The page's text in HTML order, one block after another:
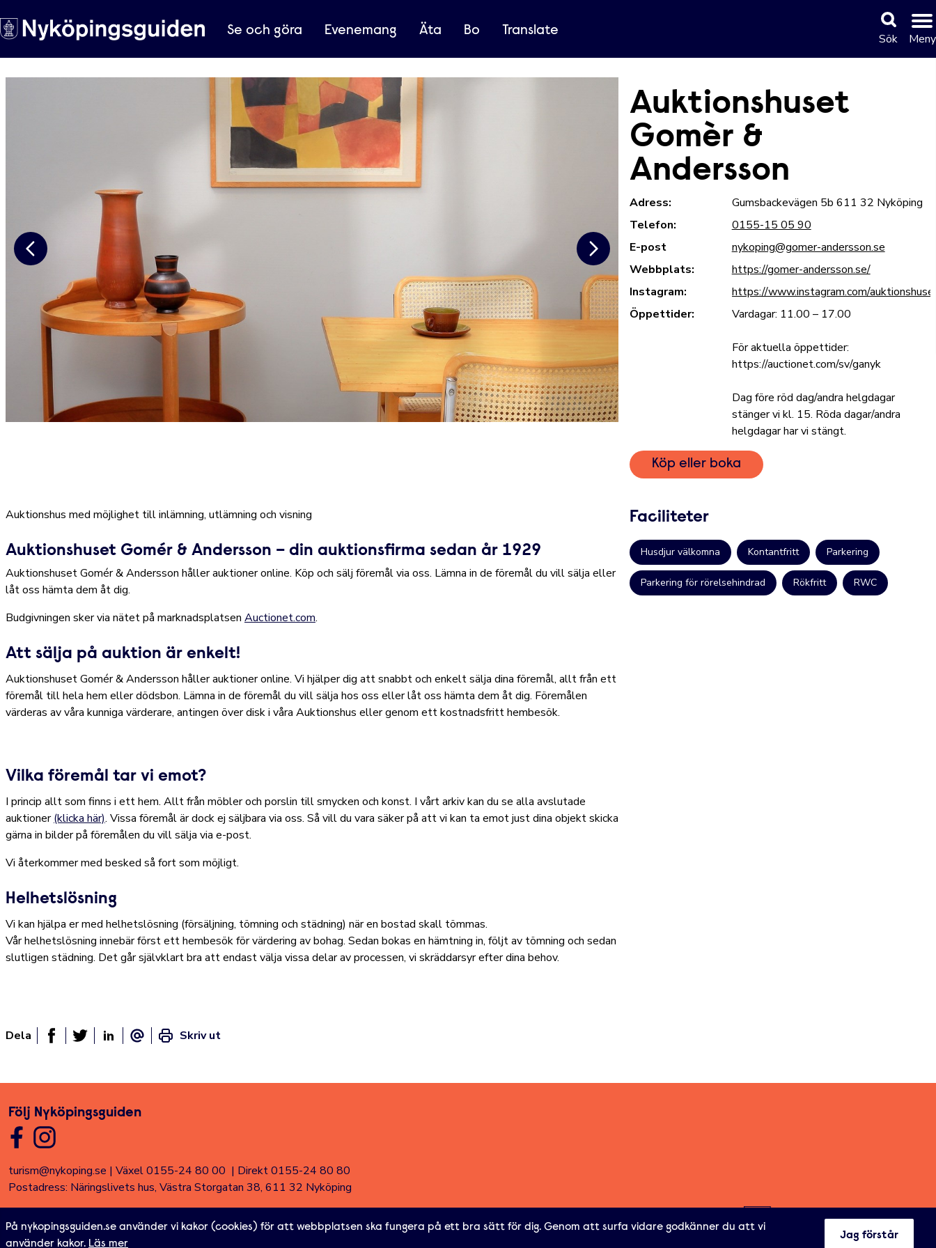
Se och göra Evenemang Äta Bo Translate
Sök Meny
Auktionshuset
Gomèr &
Andersson
Adress:
Gumsbackevägen 5b 611 32 Nyköping
Telefon:
0155-15 05 90
E-post
nykoping@gomer-andersson.se
Webbplats:
https://gomer-andersson.se/
Instagram:
https://www.instagram.com/
Öppettider:
Vardagar: 11.00 – 17.00
För aktuella öppettider:
https://auctionet.com/sv/ganyk
Dag före röd dag/andra helgdagar
stänger vi kl. 15. Röda dagar/andra
helgdagar har vi stängt.
Köp eller boka
Auktionshus med möjlighet till inlämning, utlämning och visning
Auktionshuset Gomér & Andersson – din auktionsfirma sedan år 1929
Auktionshuset Gomér & Andersson håller auktioner online. Köp och sälj föremål via oss. Lämna in de föremål du vill sälja eller
låt oss hämta dem åt dig.
Budgivningen sker via nätet på marknadsplatsen Auctionet.com.
Att sälja på auktion är enkelt!
Auktionshuset Gomér & Andersson håller auktioner online. Vi hjälper dig att snabbt och enkelt sälja dina föremål, allt från ett
föremål till hela hem eller dödsbon. Lämna in de föremål du vill sälja hos oss eller låt oss hämta dem åt dig. Föremålen
värderas av våra kunniga värderare, antingen över disk i våra Auktionshus eller genom ett kostnadsfritt hembesök.
Vilka föremål tar vi emot?
I princip allt som finns i ett hem. Allt från möbler och porslin till smycken och konst. I vårt arkiv kan du se alla avslutade
auktioner(klicka här). Vissa föremål är dock ej säljbara via oss. Så vill du vara säker på att vi kan ta emot just dina objekt skicka
gärna in bilder på föremålen du vill sälja via e-post.
Vi återkommer med besked så fort som möjligt.
Helhetslösning
Vi kan hjälpa er med helhetslösning (försäljning, tömning och städning) när en bostad skall tömmas.
Vår helhetslösning innebär först ett hembesök för värdering av bohag. Sedan bokas en hämtning in, följt av tömning och sedan
slutligen städning. Det går självklart bra att endast välja vissa delar av processen, vi skräddarsyr efter dina behov.
Faciliteter
Husdjur välkomna Kontantfritt Parkering
Parkering för rörelsehindrad Rökfritt RWC
Dela
Skriv ut
Följ Nyköpingsguiden
turism@nykoping.se | Växel 0155-24 80 00 | Direkt 0155-24 80 80
Postadress: Näringslivets hus, Västra Storgatan 38, 611 32 Nyköping
Nyköpings ArenorNystadslivNyhetsbrev Alla sidor Textläge
På nykopingsguiden.se använder vi kakor (cookies) för att webbplatsen ska fungera på ett bra sätt för dig. Genom att surfa vidare godkänner du att vi
använder kakor. Läs mer
Jag förstår